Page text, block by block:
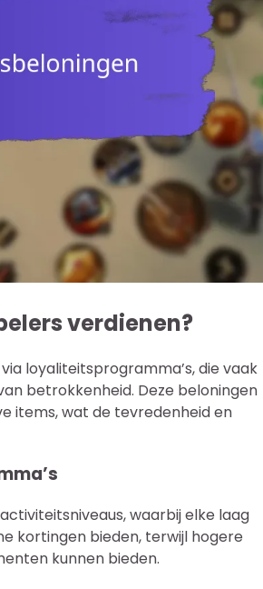
verdienen?
loyaliteitsprogramma’s, die vaak
betrokkenheid. Deze beloningen
items, wat de tevredenheid en
waarbij elke laag
kortingen bieden, terwijl hogere
kunnen bieden.